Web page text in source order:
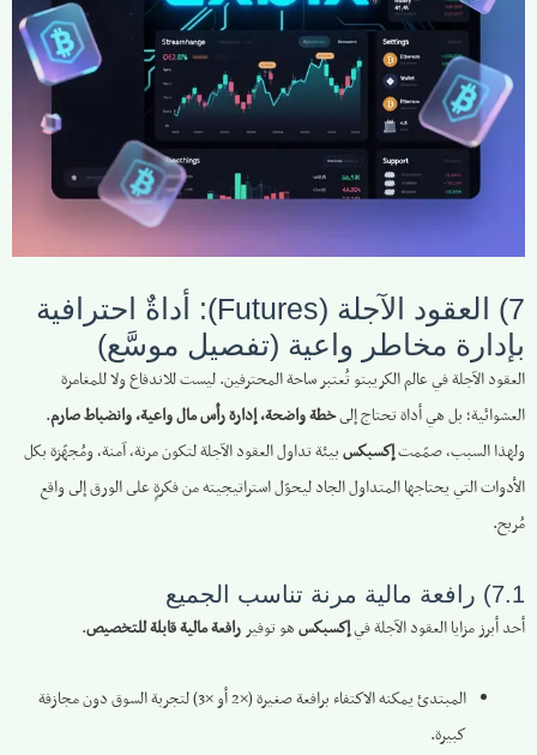
7) العقود الآجلة (Futures): أداةٌ احترافية
بإدارة مخاطر واعية (تفصيل موسَّع)
العقود الآجلة في عالم الكريبتو تُعتبر ساحة المحترفين. ليست للاندفاع ولا للمغامرة
العشوائية؛ بل هي أداة تحتاج إلىخطة واضحة، إدارة رأس مال واعية، وانضباط صارم.
ولهذا السبب، صمّمتإكسبكسبيئة تداول العقود الآجلة لتكون مرنة، آمنة، ومُجهّزة بكل
الأدوات التي يحتاجها المتداول الجاد ليحوّل استراتيجيته من فكرةٍ على الورق إلى واقع
مُربح.
7.1) رافعة مالية مرنة تناسب الجميع
أحد أبرز مزايا العقود الآجلة فيإكسبكسهو توفيررافعة مالية قابلة للتخصيص.
المبتدئ يمكنه الاكتفاء برافعة صغيرة (×2 أو ×3) لتجربة السوق دون مجازفة
كبيرة.